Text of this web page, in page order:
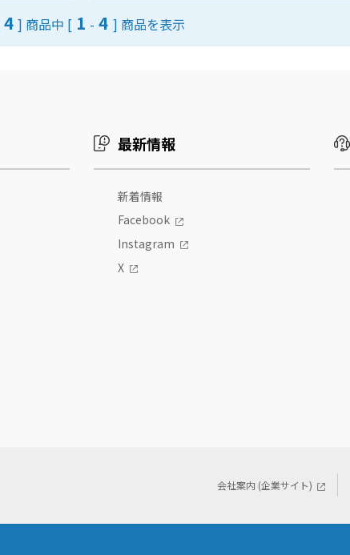
4 ] 商品中 [ 1 - 4 ] 商品を表示
最新情報
新着情報
Facebook
Instagram
X
会社案内 (企業サイト)